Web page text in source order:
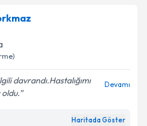
davrandı.Hastalığımı
oldu.
Devamı
Haritada Göster